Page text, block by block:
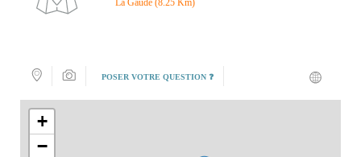
La Gaude (8.25 Km)
POSER VOTRE QUESTION ❓
+
−